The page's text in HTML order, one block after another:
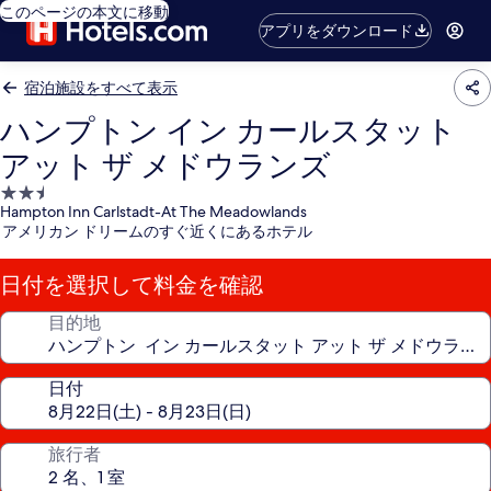
このページの本文に移動
アプリをダウンロード
宿泊施設をすべて表示
ハンプトン イン カールスタット
アット ザ メドウランズ
2.5
つ
星
宿
泊
施
Hampton Inn Carlstadt-At The Meadowlands
アメリカン ドリームのすぐ近くにあるホテル
日付を選択して料金を確認
目的地
日付
旅行者